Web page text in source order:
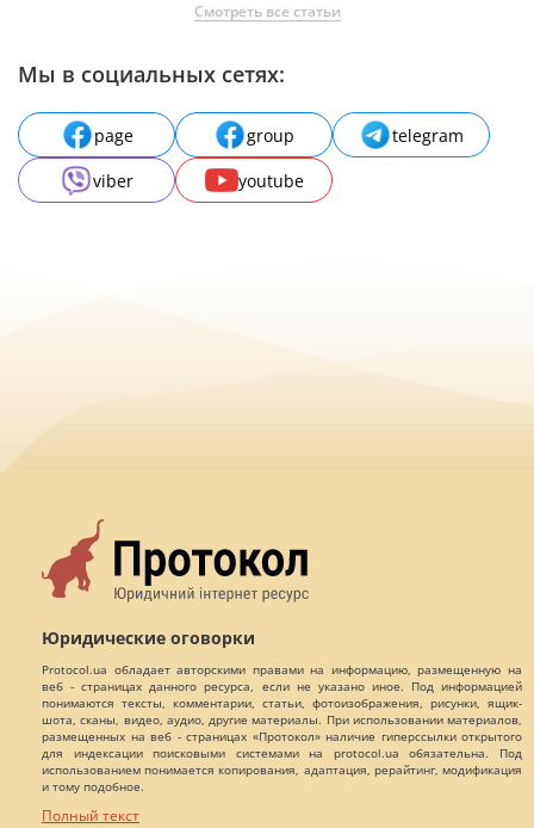
Смотреть все статьи
Мы в социальных сетях:
page group
telegram
viber
youtube
Юридические оговорки
Protocol.ua обладает авторскими правами на информацию, размещенную на
веб - страницах данного ресурса, если не указано иное. Под информацией
понимаются тексты, комментарии, статьи, фотоизображения, рисунки, ящик-
шота, сканы, видео, аудио, другие материалы. При использовании материалов,
размещенных на веб - страницах «Протокол» наличие гиперссылки открытого
для индексации поисковыми системами на protocol.ua обязательна. Под
использованием понимается копирования, адаптация, рерайтинг, модификация
и тому подобное.
Полный текст